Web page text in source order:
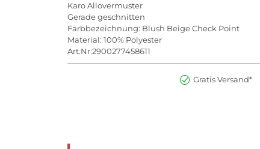
Karo Allovermuster
Gerade geschnitten
Farbbezeichnung: Blush Beige Check Point
Material: 100% Polyester
Art.Nr:2900277458611
Gratis Versand*